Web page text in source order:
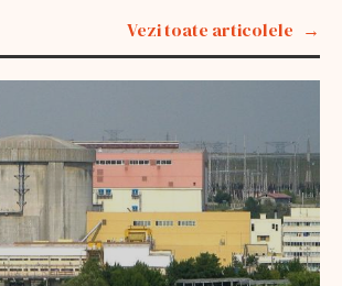
Vezi toate articolele